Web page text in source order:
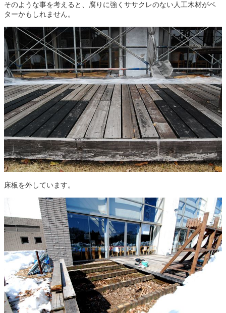
そのような事を考えると、腐りに強くササクレのない人工木材がベ
ターかもしれません。
床板を外しています。